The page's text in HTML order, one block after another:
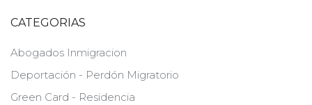
CATEGORIAS
Abogados Inmigracion
Deportación - Perdón Migratorio
Green Card - Residencia